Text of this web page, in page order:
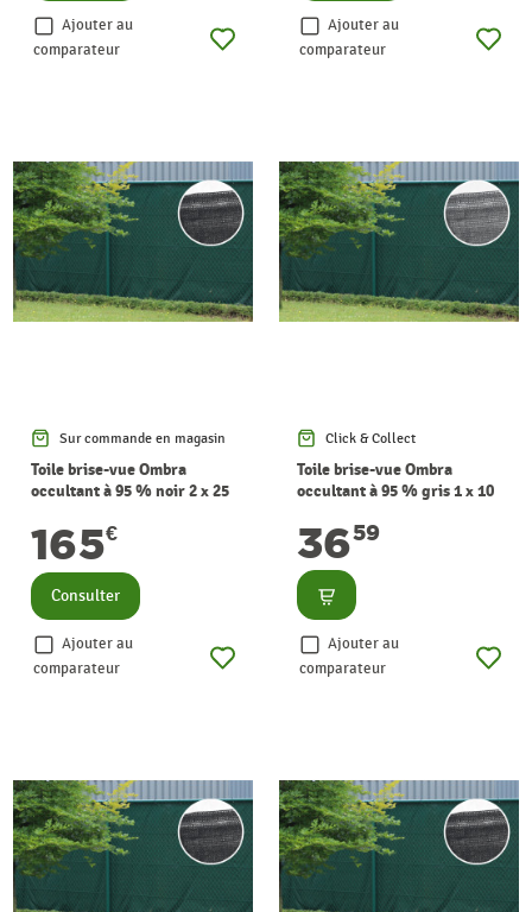
Ajouter au
comparateur
Ajouter au
comparateur
Sur commande en magasin
Toile brise-vue Ombra
occultant à 95 % noir 2 x 25
165€
Consulter
Ajouter au
comparateur
Click & Collect
Toile brise-vue Ombra
occultant à 95 % gris 1 x 10
3659
Consulter
Ajouter au
comparateur